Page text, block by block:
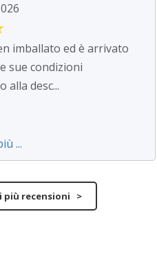
imballato ed è arrivato
sue condizioni
alla desc...
...
più recensioni >